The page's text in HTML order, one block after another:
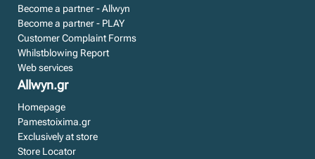
Become a partner - Allwyn
Become a partner - PLAY
Customer Complaint Forms
Whilstblowing Report
Web services
Allwyn.gr
Homepage
Pamestoixima.gr
Exclusively at store
Store Locator